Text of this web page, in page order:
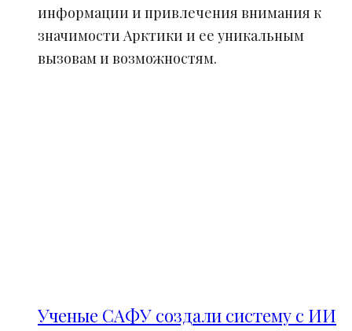
информации и привлечения внимания к
значимости Арктики и ее уникальным
вызовам и возможностям.
Ученые САФУ создали систему с ИИ